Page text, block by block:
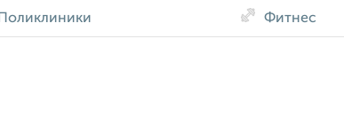
Поликлиники
Фитнес